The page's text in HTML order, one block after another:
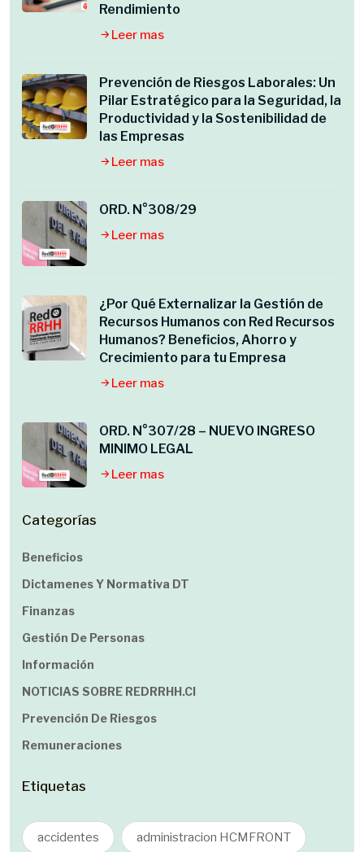
Rendimiento
Leer mas
Prevención de Riesgos Laborales: Un
Pilar Estratégico para la Seguridad, la
Productividad y la Sostenibilidad de
las Empresas
Leer mas
ORD. N°308/29
Leer mas
¿Por Qué Externalizar la Gestión de
Recursos Humanos con Red Recursos
Humanos? Beneficios, Ahorro y
Crecimiento para tu Empresa
Leer mas
ORD. N°307/28 – NUEVO INGRESO
MINIMO LEGAL
Leer mas
Categorías
Beneficios
Dictamenes Y Normativa DT
Finanzas
Gestión De Personas
Información
NOTICIAS SOBRE REDRRHH.cl
Prevención De Riesgos
Remuneraciones
Etiquetas
accidentes administracion HCMFRONT